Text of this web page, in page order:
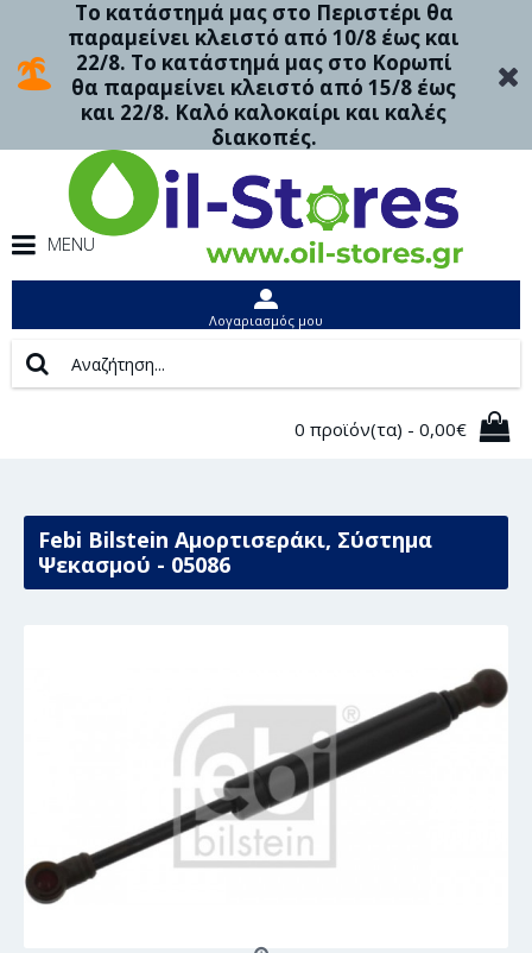
Το κατάστημά μας στο Περιστέρι θα
παραμείνει κλειστό από 10/8 έως και
22/8. Το κατάστημά μας στο Κορωπί
θα παραμείνει κλειστό από 15/8 έως
και 22/8. Καλό καλοκαίρι και καλές
διακοπές.
MENU
Λογαριασμός μου
0 προϊόν(τα) - 0,00€
Febi Bilstein Αμορτισεράκι, Σύστημα
Ψεκασμού - 05086